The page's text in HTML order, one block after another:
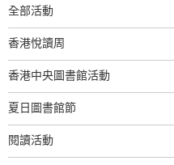
全部活動
香港悅讀周
香港中央圖書館活動
夏日圖書館節
閱讀活動